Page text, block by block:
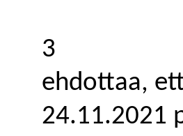
3
ehdottaa,
24.11.2021